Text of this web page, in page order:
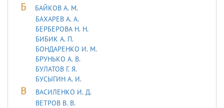
Б
БАЙКОВ А. М.
БАХАРЕВ А. А.
БЕРБЕРОВА Н. Н.
БИБИК А. П.
БОНДАРЕНКО И. М.
БРУНЬКО А. В.
БУЛАТОВ Г. Я.
БУСЫГИН А. И.
В
ВАСИЛЕНКО И. Д.
ВЕТРОВ В. В.